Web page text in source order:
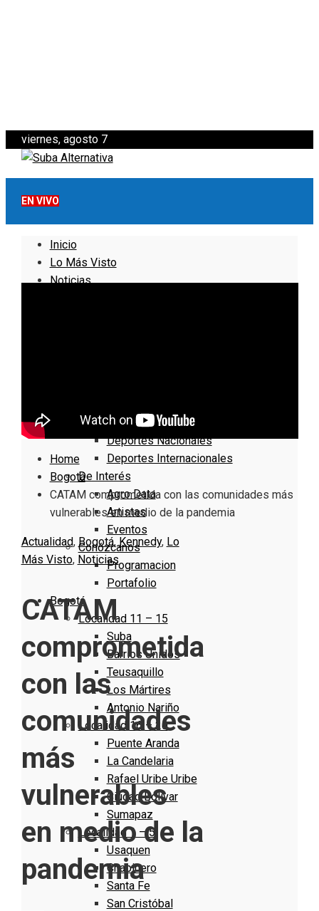
viernes, agosto 7
EN VIVO
Inicio
Lo Más Visto
Noticias
Deportes Locales
Deportes Nacionales
Deportes Internacionales
De Interés
Agro Data
Artistas
Eventos
Conózcanos
Programacion
Portafolio
Bogotá
Localidad 11 – 15
Suba
Barrios Unidos
Teusaquillo
Los Mártires
Antonio Nariño
Localidad 16 – 20
Puente Aranda
La Candelaria
Rafael Uribe Uribe
Ciudad Bolivar
Sumapaz
Localidad 1 – 5
Usaquen
Chapinero
Santa Fe
San Cristóbal
Home
Bogotá
CATAM comprometida con las comunidades más
vulnerables en medio de la pandemia
Actualidad, Bogotá, Kennedy, Lo
Más Visto, Noticias
CATAM
comprometida
con las
comunidades
más
vulnerables
en medio de la
pandemia